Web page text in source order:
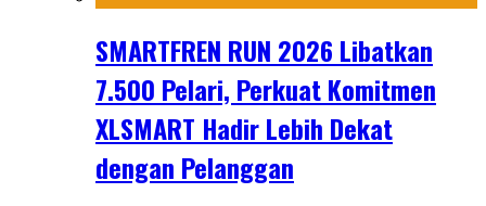
SMARTFREN RUN 2026 Libatkan
7.500 Pelari, Perkuat Komitmen
XLSMART Hadir Lebih Dekat
dengan Pelanggan